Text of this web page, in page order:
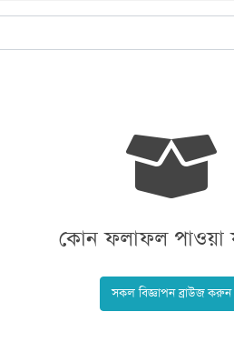
কোন ফলাফল পাওয়া
সকল বিজ্ঞাপন ব্রাউজ করুন